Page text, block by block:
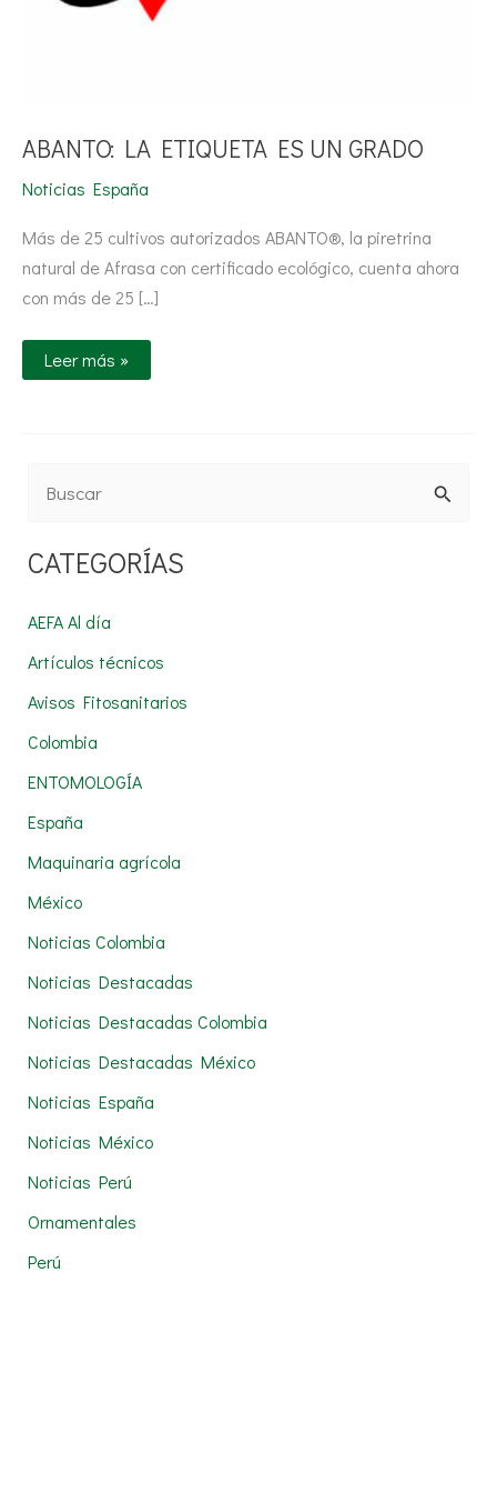
ABANTO: LA ETIQUETA ES UN GRADO
Noticias España
Más de 25 cultivos autorizados ABANTO®, la piretrina
natural de Afrasa con certificado ecológico, cuenta ahora
con más de 25 […]
Leer más »
s
r
p
o
r
:
CATEGORÍAS
AEFA Al día
Artículos técnicos
Avisos Fitosanitarios
Colombia
ENTOMOLOGÍA
España
Maquinaria agrícola
México
Noticias Colombia
Noticias Destacadas
Noticias Destacadas Colombia
Noticias Destacadas México
Noticias España
Noticias México
Noticias Perú
Ornamentales
Perú